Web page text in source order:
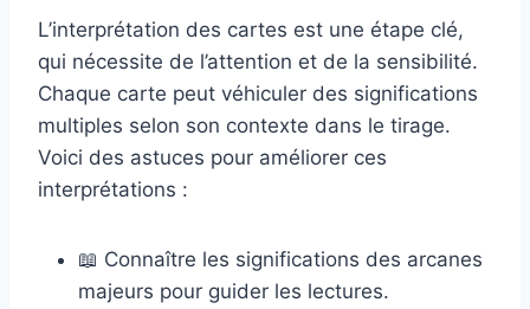
L’interprétation des cartes est une étape clé,
qui nécessite de l’attention et de la sensibilité.
Chaque carte peut véhiculer des significations
multiples selon son contexte dans le tirage.
Voici des astuces pour améliorer ces
interprétations :
📖 Connaître les significations des arcanes
majeurs pour guider les lectures.